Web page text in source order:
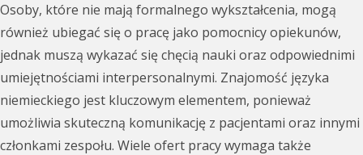
Osoby, które nie mają formalnego wykształcenia, mogą
również ubiegać się o pracę jako pomocnicy opiekunów,
jednak muszą wykazać się chęcią nauki oraz odpowiednimi
umiejętnościami interpersonalnymi. Znajomość języka
niemieckiego jest kluczowym elementem, ponieważ
umożliwia skuteczną komunikację z pacjentami oraz innymi
członkami zespołu. Wiele ofert pracy wymaga także